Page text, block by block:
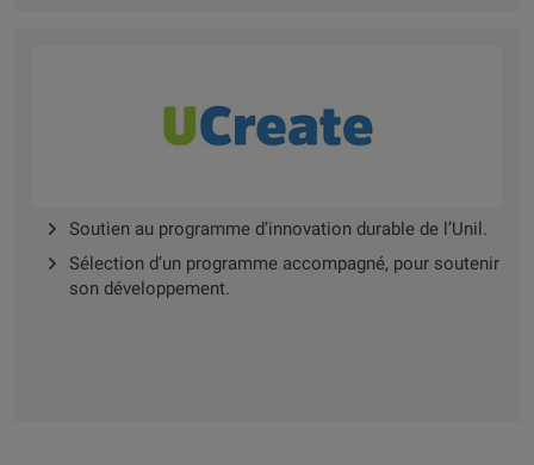
Soutien au programme d’innovation durable de l’Unil.
Sélection d’un programme accompagné, pour soutenir
son développement.